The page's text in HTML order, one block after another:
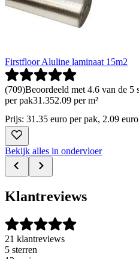
Firstfloor Aluline laminaat 15m2
(709)Beoordeeld met 4.6 van de 5
per pak31 .352.09 per m²
Prijs: 31.35 euro per pak, 2.09
Bekijk alles in ondervloer
Klantreviews
21 klantreviews
5 sterren